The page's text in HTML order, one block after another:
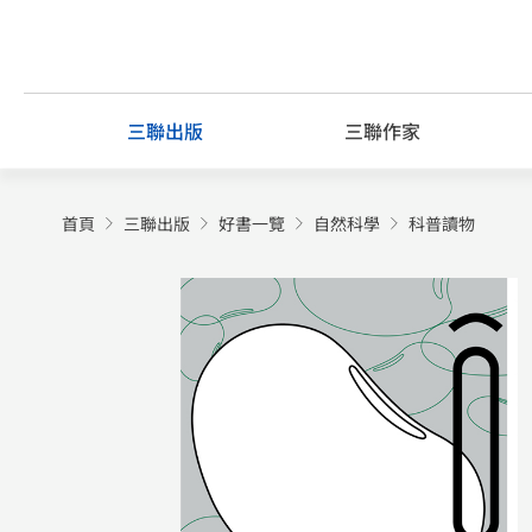
content
三聯出版 三聯作家
首頁 三聯出版 好書一覽 自然科學 科普讀物